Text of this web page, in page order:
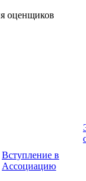
оценщиков
Вступление в
Ассоциацию